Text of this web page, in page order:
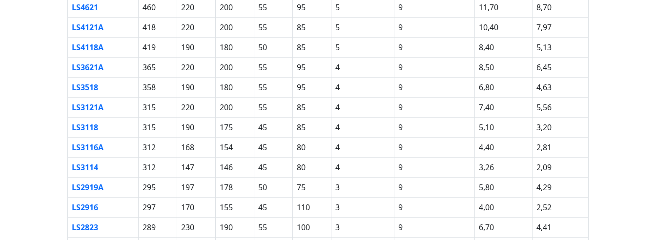
LS4621
460 220 200 55 95 5 9 11,70
8,70
LS4121A
418 220 200 55 85 5 9 10,40
7,97
LS4118A
419 190 180 50 85 5 9 8,40
5,13
LS3621A
365 220 200 55 95 4 9 8,50
6,45
LS3518
358 190 180 55 95 4 9 6,80
4,63
LS3121A
315 220 200 55 85 4 9 7,40
5,56
LS3118
315 190 175 45 85 4 9 5,10
3,20
LS3116A
312 168 154 45 80 4 9 4,40
2,81
LS3114
312 147 146 45 80 4 9 3,26
2,09
LS2919A
295 197 178 50 75 3 9 5,80
4,29
LS2916
297 170 155 45 110 3 9 4,00
2,52
LS2823
289 230 190 55 100 3 9 6,70
4,41